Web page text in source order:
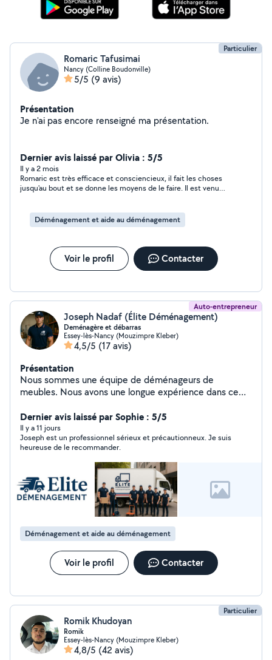
Particulier
Romaric Tafusimai
Nancy (Colline Boudonville)
5/5 (9 avis)
Présentation
Je n'ai pas encore renseigné ma présentation.
Dernier avis laissé par Olivia : 5/5
Il y a 2 mois
Romaric est très efficace et consciencieux, il fait les choses
jusqu'au bout et se donne les moyens de le faire. Il est venu
toi !! J'oublierai pas.
Déménagement et aide au déménagement
Voir le profil Contacter
Auto-entrepreneur
Joseph Nadaf (Élite Déménagement)
Deménagère et débarras
Essey-lès-Nancy (Mouzimpre Kleber)
4,5/5 (17 avis)
Présentation
Nous sommes une équipe de déménageurs de
meubles. Nous avons une longue expérience dans ce
Dernier avis laissé par Sophie : 5/5
Il y a 11 jours
Joseph est un professionnel sérieux et précautionneux. Je suis
heureuse de le recommander.
Déménagement et aide au déménagement
Voir le profil Contacter
Particulier
Romik Khudoyan
Romik
Essey-lès-Nancy (Mouzimpre Kleber)
4,8/5 (42 avis)